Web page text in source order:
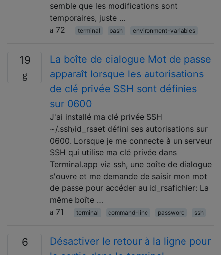
semble que les modifications sont
temporaires, juste …
72
terminal bash environment-variables
19
La boîte de dialogue Mot de passe
apparaît lorsque les autorisations
de clé privée SSH sont définies
sur 0600
J'ai installé ma clé privée SSH
~/.ssh/id_rsaet défini ses autorisations sur
0600. Lorsque je me connecte à un serveur
SSH qui utilise ma clé privée dans
Terminal.app via ssh, une boîte de dialogue
s'ouvre et me demande de saisir mon mot
de passe pour accéder au id_rsafichier: La
même boîte …
71
terminal command-line password ssh
6
Désactiver le retour à la ligne pour